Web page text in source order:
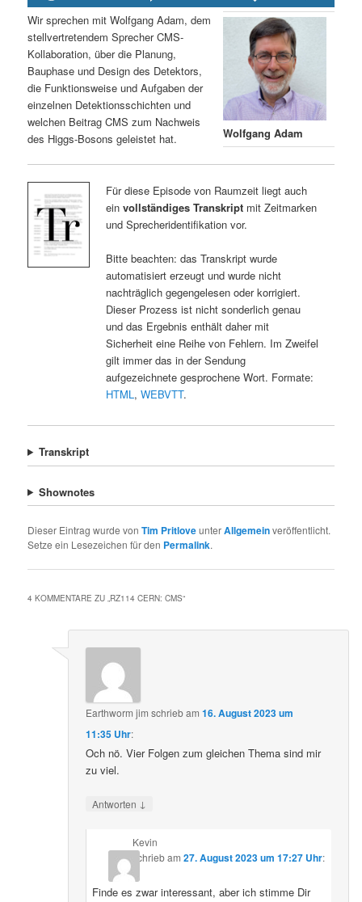
g
e
n
i
n
g
e
Wolfgang Adam
Wir sprechen mit Wolfgang Adam, dem
stellvertretendem Sprecher CMS-
Kollaboration, über die Planung,
Bauphase und Design des Detektors,
die Funktionsweise und Aufgaben der
einzelnen Detektionsschichten und
welchen Beitrag CMS zum Nachweis
des Higgs-Bosons geleistet hat.
Für diese Episode von Raumzeit liegt auch
ein vollständiges Transkriptmit Zeitmarken
und Sprecheridentifikation vor.
Bitte beachten: das Transkript wurde
automatisiert erzeugt und wurde nicht
nachträglich gegengelesen oder korrigiert.
Dieser Prozess ist nicht sonderlich genau
und das Ergebnis enthält daher mit
Sicherheit eine Reihe von Fehlern. Im Zweifel
gilt immer das in der Sendung
aufgezeichnete gesprochene Wort. Formate:
HTML, WEBVTT.
Transkript
Shownotes
Dieser Eintrag wurde vonTim PritloveunterAllgemeinveröffentlicht.
Setze ein Lesezeichen für den Permalink.
4 KOMMENTARE ZU „ RZ114 CERN: CMS“
Earthworm jim schriebam16. August 2023 um
11:35 Uhr:
Och nö. Vier Folgen zum gleichen Thema sind mir
zu viel.
Antworten ↓
Kevin
schriebam 27. August 2023 um 17:27 Uhr:
Finde es zwar interessant, aber ich stimme Dir